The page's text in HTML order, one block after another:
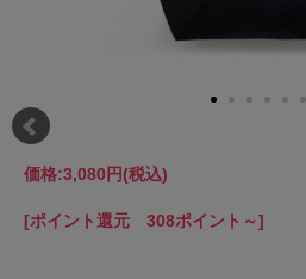
価格:3,080円(税込)
[ポイント還元 308ポイント～]